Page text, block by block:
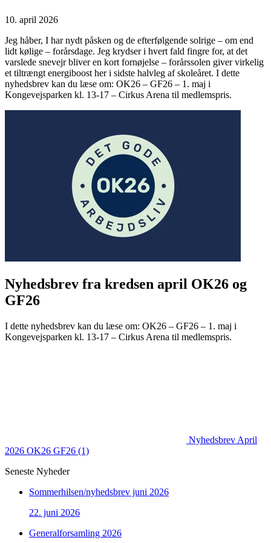
10. april 2026
Jeg håber, I har nydt påsken og de efterfølgende solrige – om end
lidt kølige – forårsdage. Jeg krydser i hvert fald fingre for, at det
varslede snevejr bliver en kort fornøjelse – forårssolen giver virkelig
et tiltrængt energiboost her i sidste halvleg af skoleåret. I dette
nyhedsbrev kan du læse om: OK26 – GF26 – 1. maj i
Kongevejsparken kl. 13-17 – Cirkus Arena til medlemspris.
Nyhedsbrev fra kredsen april OK26 og
GF26
I dette nyhedsbrev kan du læse om: OK26 – GF26 – 1. maj i
Kongevejsparken kl. 13-17 – Cirkus Arena til medlemspris.
Nyhedsbrev April
2026 OK26 GF26 (1)
Seneste Nyheder
Sommerhilsen/nyhedsbrev juni 2026
22. juni 2026
Generalforsamling 2026